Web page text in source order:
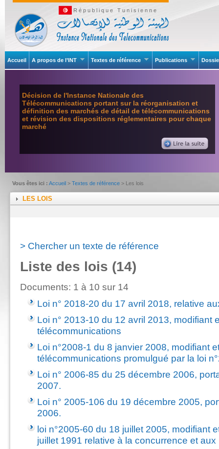
République Tunisienne
Accueil A propos de l’INT Textes de référence Publications
Décision de l'Instance Nationale des
Télécommunications portant sur la réorganisation et
définition des marchés de détail de télécommunications
et révision des dispositions réglementaires pour chaque
marché
Vous êtes ici : Accueil > Textes de référence > Les lois
LES LOIS